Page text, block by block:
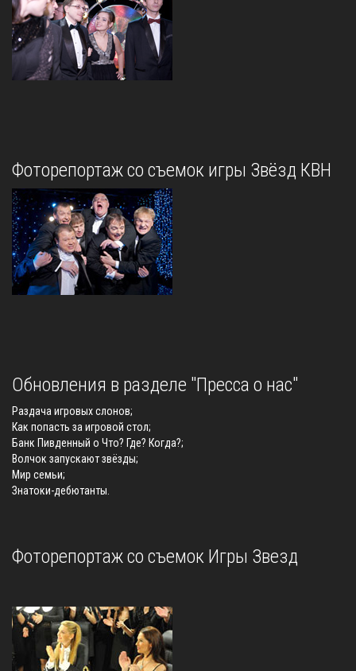
Фоторепортаж со съемок игры Звёзд КВН
Обновления в разделе "Пресса о нас"
Раздача игровых слонов;
Как попасть за игровой стол;
Банк Пивденный о Что? Где? Когда?;
Волчок запускают звёзды;
Мир семьи;
Знатоки-дебютанты.
Фоторепортаж со съемок Игры Звезд